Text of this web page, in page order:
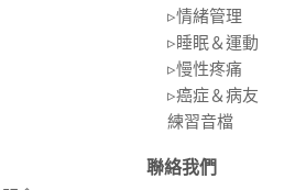
▹情緒管理
▹睡眠＆運動
▹慢性疼痛
▹癌症＆病友
練習⾳檔
聯絡我們